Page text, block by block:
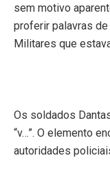
sem motivo
proferir palavras
Militares que
Os soldados
“v…”. O elemento
autoridades